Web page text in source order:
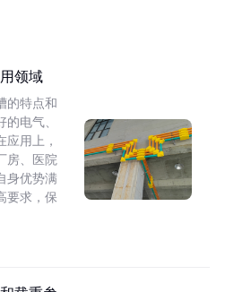
领域
的特点和
电气、
应用上，
房、医院
身优势满
要求，保